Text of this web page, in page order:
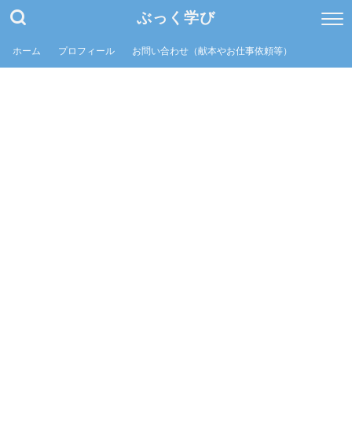
ぶっく学び
ホーム プロフィール お問い合わせ（献本やお仕事依頼等）